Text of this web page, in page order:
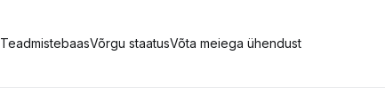
TeadmistebaasVõrgu staatusVõta meiega ühendust